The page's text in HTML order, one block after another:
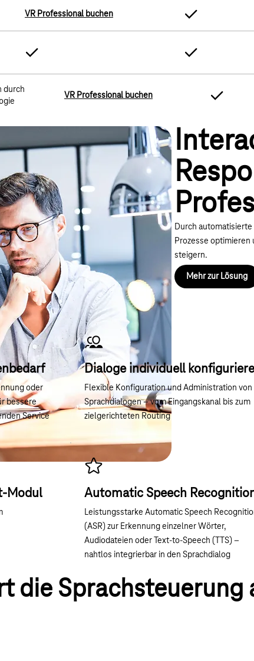
VR Professional buchen
durch
VR Professional buchen
Durch
Prozesse optimieren
steigern.
Mehr zur Lösung
oder
bessere
Service
Dialoge individuell
Flexible Konfiguration und Administration von
Sprachdialogen – vom Eingangskanal bis zum
zielgerichteten Routing
Modul Automatic Speech
Leistungsstarke Automatic Speech
(ASR) zur Erkennung einzelner Wörter,
Audiodateien oder Text-to-Speech (TTS) –
nahtlos integrierbar in den Sprachdialog
die Sprachsteuerung